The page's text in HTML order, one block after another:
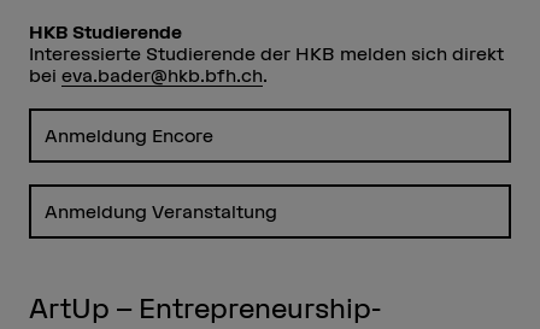
HKB Studierende
Interessierte Studierende der HKB melden sich direkt
bei eva.bader@hkb.bfh.ch.
Anmeldung Encore
Anmeldung Veranstaltung
ArtUp – Entrepreneurship-